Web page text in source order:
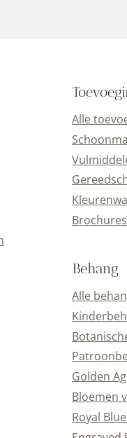
Alle
Behang
Alle
Golden
Bloemen
Royal